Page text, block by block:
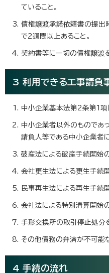
ていること。
債権譲渡承諾依頼書の提出
で2週間以上あること。
契約書等に一切の債権譲渡
3 利用できる工事請負
中小企業基本法第2条第1項
中小企業者以外のものであ
請負人等である中小企業者
破産法による破産手続開始
会社更生法による更生手続
民事再生法による再生手続
会社法による特別清算開始
手形交換所の取引停止処分
その他債務の弁済が不可能
4 手続の流れ